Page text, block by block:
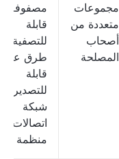
مجموعات
متعددة من
أصحاب
المصلحة
مصفوفة
قابلة
للتصفية،
طرق
قابلة
للتصدير،
شبكة
اتصالات
منظمة